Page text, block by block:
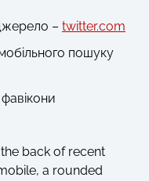
– twitter.com
пошуку
back of recent
a rounded